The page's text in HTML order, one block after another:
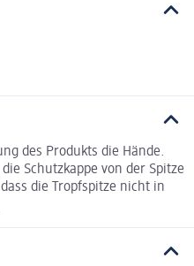
des Produkts die Hände.
Schutzkappe von der Spitze
die Tropfspitze nicht in